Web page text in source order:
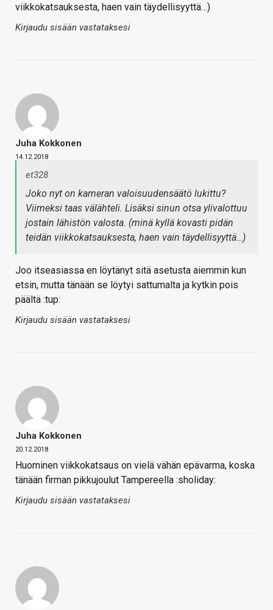
viikkokatsauksesta, haen vain täydellisyyttä…)
Kirjaudu sisään vastataksesi
Juha Kokkonen
14.12.2018
et328
Joko nyt on kameran valoisuudensäätö lukittu?
Viimeksi taas välähteli. Lisäksi sinun otsa ylivalottuu
jostain lähistön valosta. (minä kyllä kovasti pidän
teidän viikkokatsauksesta, haen vain täydellisyyttä…)
Joo itseasiassa en löytänyt sitä asetusta aiemmin kun
etsin, mutta tänään se löytyi sattumalta ja kytkin pois
päältä :tup:
Kirjaudu sisään vastataksesi
Juha Kokkonen
20.12.2018
Huominen viikkokatsaus on vielä vähän epävarma, koska
tänään firman pikkujoulut Tampereella :sholiday:
Kirjaudu sisään vastataksesi